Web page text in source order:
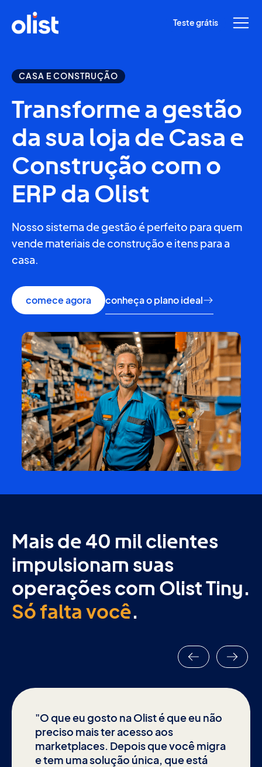
Teste grátis
CASA E CONSTRUÇÃO
Transforme a gestão
da sua loja de Casa e
Construção com o
ERP da Olist
Nosso sistema de gestão é perfeito para quem
vende materiais de construção e itens para a
casa.
comece agora conheça o plano ideal
Mais de 40 mil clientes
impulsionam suas
operações com Olist Tiny.
Só falta você.
"O que eu gosto na Olist é que eu não
preciso mais ter acesso aos
marketplaces. Depois que você migra
e tem uma solução única, que está